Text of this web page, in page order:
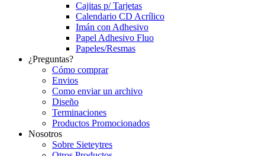
Cajitas p/ Tarjetas
Calendario CD Acrílico
Imán con Adhesivo
Papel Adhesivo Fluo
Papeles/Resmas
¿Preguntas?
Cómo comprar
Envios
Como enviar un archivo
Diseño
Terminaciones
Productos Promocionados
Nosotros
Sobre Sieteytres